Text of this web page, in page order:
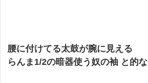
腰に付けてる太鼓が腕に見える
らんま1/2の暗器使う奴の袖 と的な